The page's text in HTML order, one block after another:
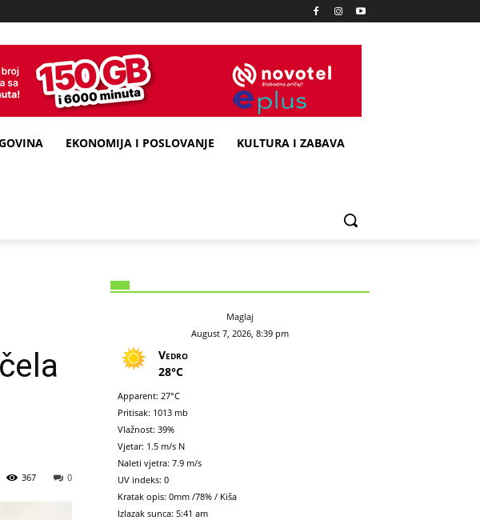
EKONOMIJA I POSLOVANJE KULTURA I ZABAVA
0
367
Maglaj
August 7, 2026, 8:39 pm
Vedro
28°C
Apparent: 27°C
Pritisak: 1013 mb
Vlažnost: 39%
Vjetar: 1.5 m/s N
Naleti vjetra: 7.9 m/s
UV indeks: 0
Kratak opis: 0mm /78% / Kiša
Izlazak sunca: 5:41 am